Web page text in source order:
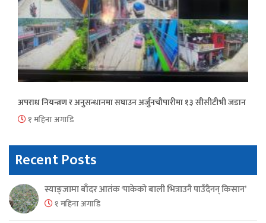
अपराध नियन्त्रण र अनुसन्धानमा सघाउन अर्जुनचौपारीमा १३ सीसीटीभी जडान
१ महिना अगाडि
Recent Posts
स्याङ्जामा बाँदर आतंक ‘पाकेको बाली भित्राउनै पाउँदैनन् किसान’
१ महिना अगाडि